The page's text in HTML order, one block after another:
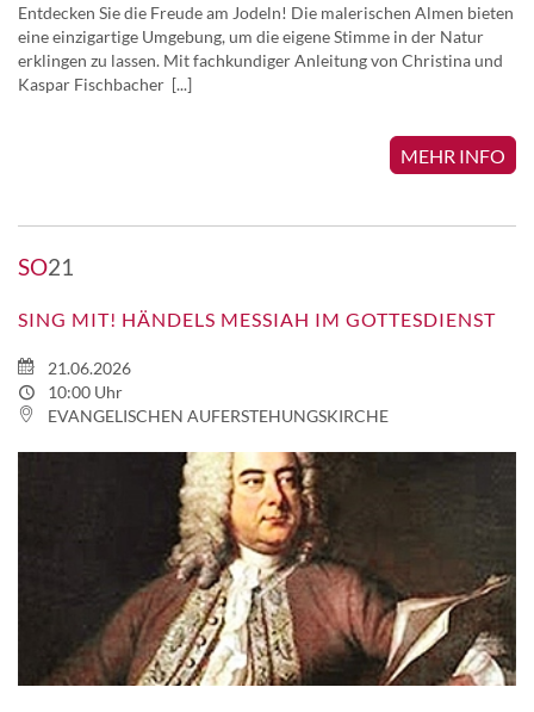
Entdecken Sie die Freude am Jodeln! Die malerischen Almen bieten
eine einzigartige Umgebung, um die eigene Stimme in der Natur
erklingen zu lassen. Mit fachkundiger Anleitung von Christina und
Kaspar Fischbacher [...]
MEHR INFO
SO21
SING MIT! HÄNDELS MESSIAH IM GOTTESDIENST
21.06.2026
10:00 Uhr
EVANGELISCHEN AUFERSTEHUNGSKIRCHE